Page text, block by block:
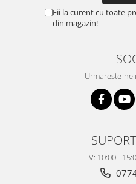
Fii la curent cu toate
din magazin!
Urmareste-ne
L-V: 10:00 -